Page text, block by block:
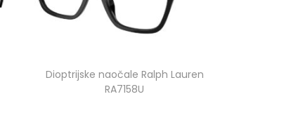
Dioptrijske naočale Ralph Lauren
RA7158U